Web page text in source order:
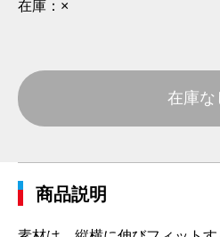
在庫： ×
在庫な
商品説明